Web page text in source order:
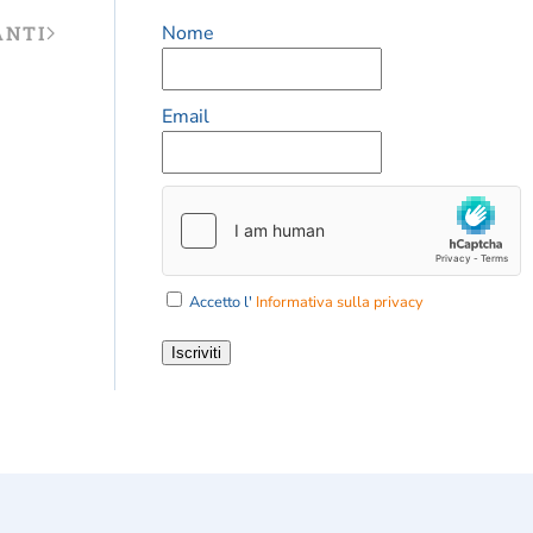
Nome
Email
Accetto l' Informativa sulla privacy
Iscriviti